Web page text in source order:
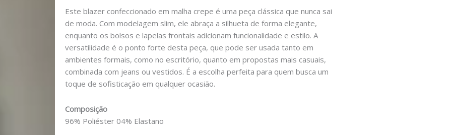
Este blazer confeccionado em malha crepe é uma peça clássica que nunca sai
de moda. Com modelagem slim, ele abraça a silhueta de forma elegante,
enquanto os bolsos e lapelas frontais adicionam funcionalidade e estilo. A
versatilidade é o ponto forte desta peça, que pode ser usada tanto em
ambientes formais, como no escritório, quanto em propostas mais casuais,
combinada com jeans ou vestidos. É a escolha perfeita para quem busca um
toque de sofisticação em qualquer ocasião.
Composição
96% Poliéster 04% Elastano